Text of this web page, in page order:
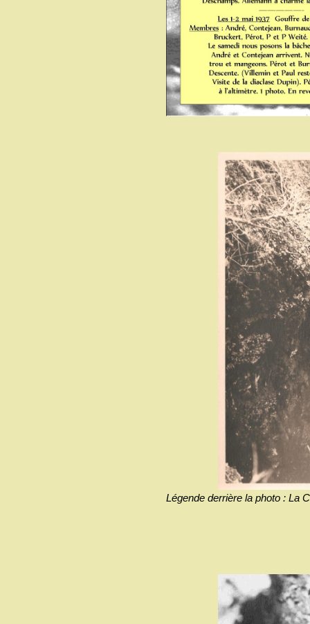
Légende derrière la photo : La